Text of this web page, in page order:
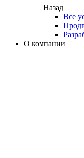
Назад
Все
О компании